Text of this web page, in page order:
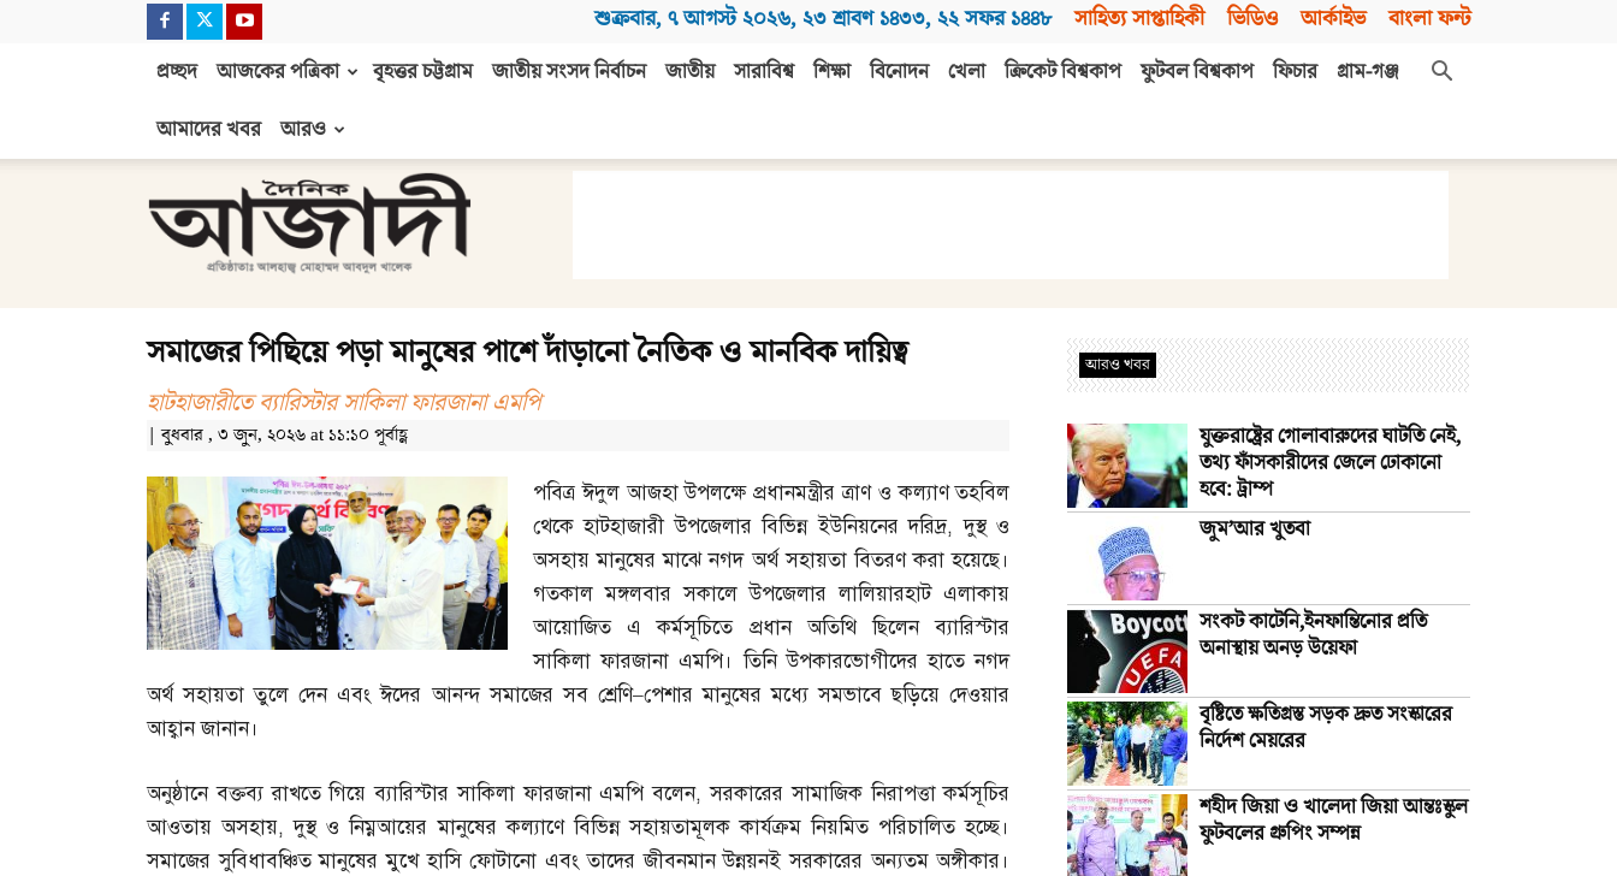
শুক্রবার, ৭ আগস্ট ২০২৬, ২৩ শ্রাবণ ১৪৩৩, ২২ সফর ১৪৪৮ সাহিত্য সাপ্তাহিকী ভিডিও আর্কাইভ বাংলা ফন্ট
প্রচ্ছদ আজকের পত্রিকা বৃহত্তর চট্টগ্রাম জাতীয় সংসদ নির্বাচন জাতীয় সারাবিশ্ব শিক্ষা বিনোদন খেলা ক্রিকেট বিশ্বকাপ ফুটবল বিশ্বকাপ ফিচার
গ্রাম-গঞ্জ
আমাদের খবর
আরও
আজাদী
সমাজের পিছিয়ে পড়া মানুষের পাশে দাঁড়ানো নৈতিক ও মানবিক দায়িত্ব
হাটহাজারীতে ব্যারিস্টার সাকিলা ফারজানা এমপি
| বুধবার , ৩ জুন, ২০২৬ at ১১:১০ পূর্বাহ্ণ
পবিত্র ঈদুল আজহা উপলক্ষে প্রধানমন্ত্রীর ত্রাণ ও কল্যাণ তহবিল
থেকে হাটহাজারী উপজেলার বিভিন্ন ইউনিয়নের দরিদ্র,দুস্থ ও
অসহায় মানুষের মাঝে নগদ অর্থ সহায়তা বিতরণ করা হয়েছে।
গতকাল মঙ্গলবার সকালে উপজেলার লালিয়ারহাট এলাকায়
আয়োজিত এ কর্মসূচিতে প্রধান অতিথি ছিলেন ব্যারিস্টার
সাকিলা ফারজানা এমপি। তিনি উপকারভোগীদের হাতে নগদ
অর্থ সহায়তা তুলে দেন এবং ঈদের আনন্দ সমাজের সব শ্রেণি–পেশার মানুষের মধ্যে সমভাবে ছড়িয়ে দেওয়ার
আহ্বান জানান।
অনুষ্ঠানে বক্তব্য রাখতে গিয়ে ব্যারিস্টার সাকিলা ফারজানা এমপি বলেন,সরকারের সামাজিক নিরাপত্তা কর্মসূচির
আওতায় অসহায়,দুস্থ ও নিম্নআয়ের মানুষের কল্যাণে বিভিন্ন সহায়তামূলক কার্যক্রম নিয়মিত পরিচালিত হচ্ছে।
সমাজের সুবিধাবঞ্চিত মানুষের মুখে হাসি ফোটানো এবং তাদের জীবনমান উন্নয়নই সরকারের অন্যতম অঙ্গীকার।
আরও খবর
যুক্তরাষ্ট্রের গোলাবারুদের ঘাটতি নেই,
তথ্য ফাঁসকারীদের জেলে ঢোকানো
হবে: ট্রাম্প
জুম’আর খুতবা
সংকট কাটেনি,ইনফান্তিনোর প্রতি
অনাস্থায় অনড় উয়েফা
বৃষ্টিতে ক্ষতিগ্রস্ত সড়ক দ্রুত সংস্কারের
নির্দেশ মেয়রের
শহীদ জিয়া ও খালেদা জিয়া আন্তঃস্কুল
ফুটবলের গ্রুপিং সম্পন্ন